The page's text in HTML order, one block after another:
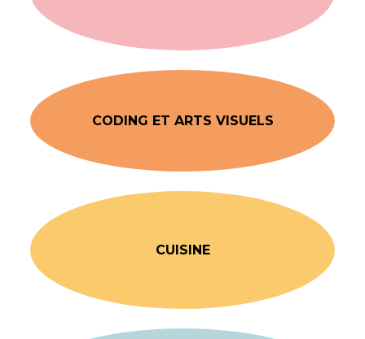
CODING ET ARTS VISUELS
CUISINE